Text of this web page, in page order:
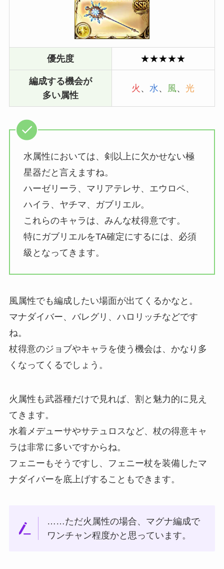
優先度 ★★★★★
編成する機会が
多い属性
火 、 水、 風、光
水属性においては、剣以上に欠かせない極
星器だと言えますね。
ハーゼリーラ、マリアテレサ、エウロペ、
ハイラ、ヤチマ、ガブリエル。
これらのキャラは、みんな杖得意です。
特にガブリエルをTA確定にするには、必須
級となってきます。
風属性でも編成したい場面が出てくるかなと。
マナダイバー、バレグリ、ハロリッチなどです
ね。
杖得意のジョブやキャラを使う機会は、かなり多
くなってくるでしょう。
火属性も武器種だけで見れば、割と魅力的に見え
てきます。
水着メデューサやサテュロスなど、杖の得意キャ
ラは非常に多いですからね。
フェニーもそうですし、フェニー杖を装備したマ
ナダイバーを底上げすることもできます。
……ただ火属性の場合、マグナ編成で
ワンチャン程度かと思っています。